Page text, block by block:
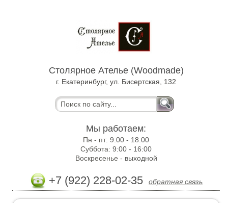
Столярное Ателье (Woodmade)
г. Екатеринбург, ул. Бисертская, 132
Мы работаем:
Пн - пт:9.00 - 18.00
Суббота:9:00 - 16:00
Воскресенье - выходной
+7 (922) 228-02-35 обратная связь